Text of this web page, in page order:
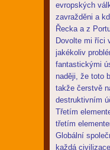
evropských
zavražděni a
Řecka a z
Dovolte mi říci
jakékoliv
fantastickými
naději, že toto
takže čerstvě
destruktivním
Třetím
třetím
Globální
každá